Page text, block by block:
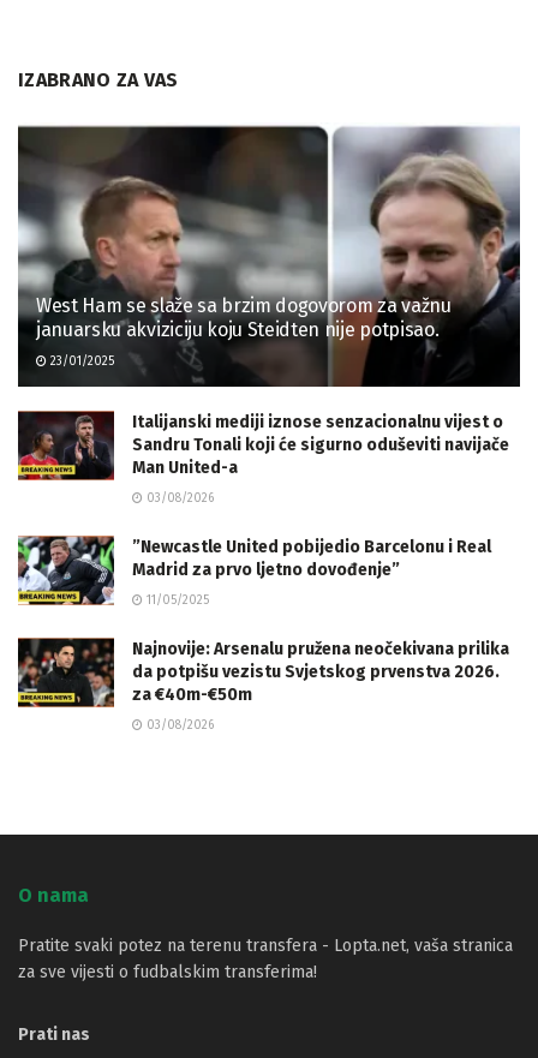
IZABRANO ZA VAS
West Ham se slaže sa brzim dogovorom za važnu
januarsku akviziciju koju Steidten nije potpisao.
23/01/2025
Italijanski mediji iznose senzacionalnu vijest o
Sandru Tonali koji će sigurno oduševiti navijače
Man United-a
03/08/2026
”Newcastle United pobijedio Barcelonu i Real
Madrid za prvo ljetno dovođenje”
11/05/2025
Najnovije: Arsenalu pružena neočekivana prilika
da potpišu vezistu Svjetskog prvenstva 2026.
za €40m-€50m
03/08/2026
O nama
Pratite svaki potez na terenu transfera - Lopta.net, vaša stranica
za sve vijesti o fudbalskim transferima!
Prati nas